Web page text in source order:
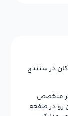
در سنندج
متخصص
رو در صفحه